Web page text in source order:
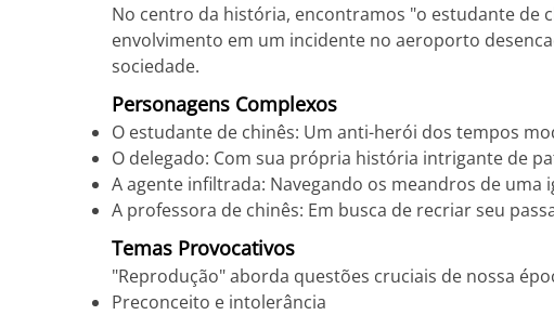
No centro da história, encontramos "o estudante de
envolvimento em um incidente no aeroporto
sociedade.
Personagens Complexos
O estudante de chinês: Um anti-herói dos tempos
O delegado: Com sua própria história intrigante de
A agente infiltrada: Navegando os meandros de uma
A professora de chinês: Em busca de recriar seu
Temas Provocativos
"Reprodução" aborda questões cruciais de nossa
Preconceito e intolerância